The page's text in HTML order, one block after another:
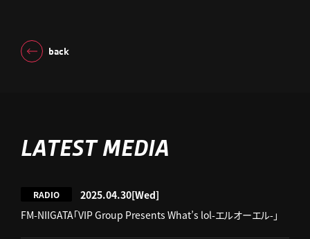
back
LATEST MEDIA
RADIO 2025.04.30[Wed]
FM-NIIGATA「VIP Group Presents What’s lol-エルオーエル-」